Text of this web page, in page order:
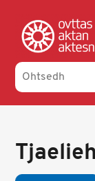
main
content